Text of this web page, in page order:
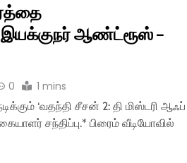
இயக்குநர் ஆண்ட்ரூஸ் –
0 1 mins
‘வதந்தி சீசன் 2: தி மிஸ்டரி ஆஃப்
சந்திப்பு.* பிரைம் வீடியோவில்